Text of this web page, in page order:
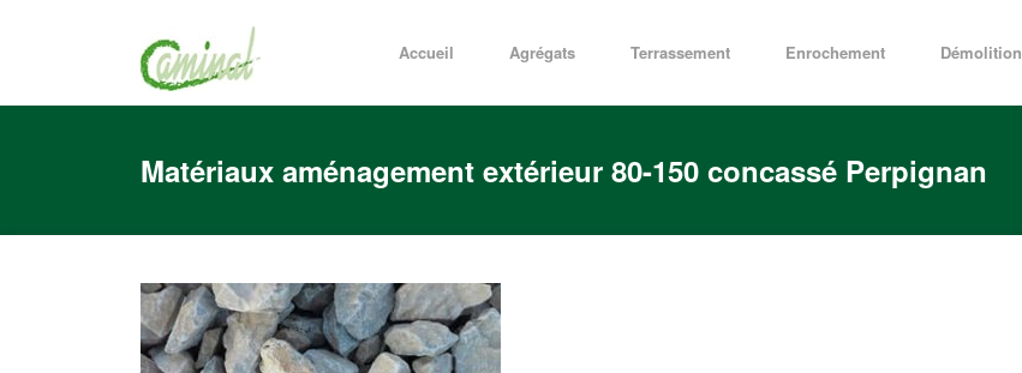
Accueil Agrégats Terrassement Enrochement Démolition
Matériaux aménagement extérieur 80-150 concassé Perpignan